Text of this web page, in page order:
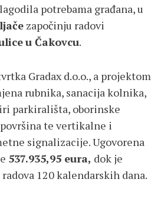
potrebama građana, u
započinju radovi
u Čakovcu.
Gradax d.o.o., a projektom
rubnika, sanacija kolnika,
parkirališta, oborinske
te vertikalne i
signalizacije. Ugovorena
537.935,95 eura, dok je
120 kalendarskih dana.